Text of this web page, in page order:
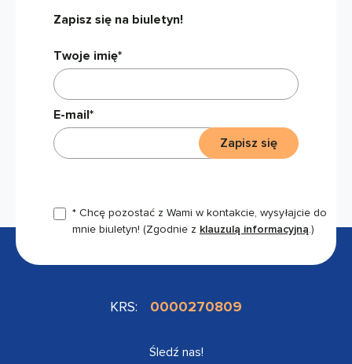
Zapisz się na biuletyn!
Twoje imię*
E-mail*
* Chcę pozostać z Wami w kontakcie, wysyłajcie do
mnie biuletyn! (Zgodnie z klauzulą informacyjną.)
Zapisz się
KRS: 0000270809
Śledź nas!